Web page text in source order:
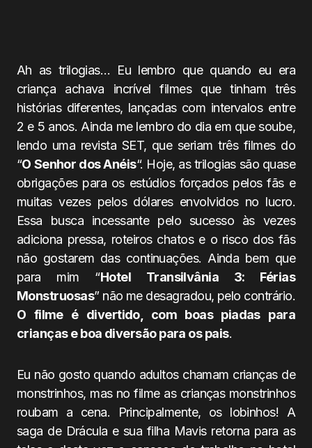
Ah as trilogias… Eu lembro que quando eu era
criança achava incrível filmes que tinham três
histórias diferentes, lançadas com intervalos entre
2 e 5 anos. Ainda me lembro do dia em que soube,
lendo uma revista SET, que seriam três filmes do
“O Senhor dos Anéis“. Hoje, as trilogias são quase
obrigações para os estúdios forçados pelos fãs e
muitas vezes pelos dólares envolvidos no lucro.
Essa busca incessante pelo sucesso às vezes
adiciona pressa, roteiros chatos e o risco dos fãs
não gostarem das continuações. Ainda bem que
para mim “Hotel Transilvânia 3: Férias
Monstruosas” não me desagradou, pelo contrário.
O filme é divertido, com boas piadas para
crianças e boa diversão para os pais.
Eu não gosto quando adultos chamam crianças de
monstrinhos, mas no filme as crianças monstrinhos
roubam a cena. Principalmente, os lobinhos! A
saga de Drácula e sua filha Mavis retorna para as